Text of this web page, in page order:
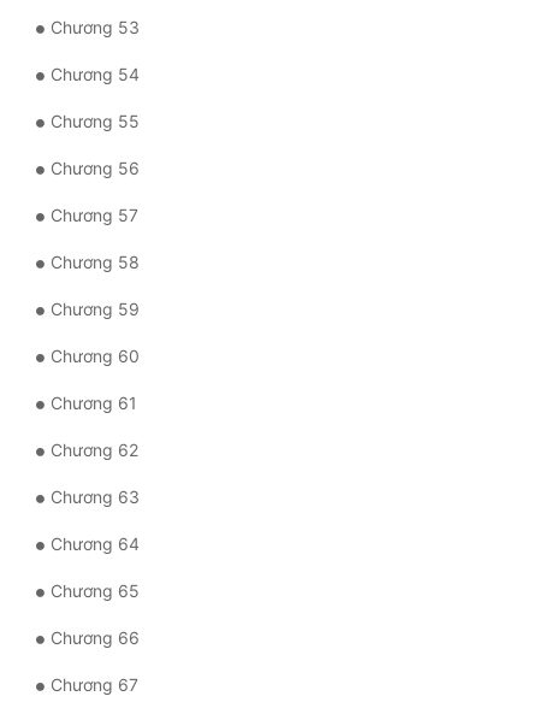
Vô Sỉ
Điềm Đạm
Chương 53
Chương 54
Chương 55
Chương 56
Chương 57
Chương 58
Chương 59
Chương 60
Chương 61
Chương 62
Chương 63
Chương 64
Chương 65
Chương 66
Chương 67